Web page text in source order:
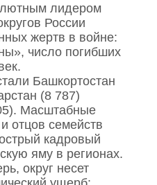
лидером
России
жертв в войне:
число погибших
Башкортостан
(8 787)
Масштабные
отцов семейств
кадровый
яму в регионах.
округ несет